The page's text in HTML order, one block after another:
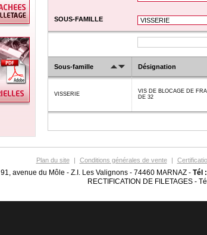
SOUS-FAMILLE
Sous-famille Désignation
VISSERIE
VIS DE BLOCAGE DE
DE 32
Plan du site | Conditions générales de vente |
91, avenue du Môle - Z.I. Les Valignons - 74460 MARNAZ - Tél
RECTIFICATION DE FILETAGES -